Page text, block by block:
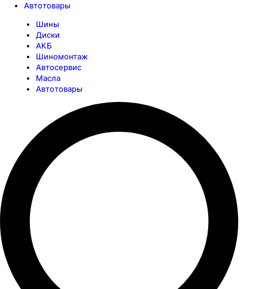
Автотовары
Шины
Диски
АКБ
Шиномонтаж
Автосервис
Масла
Автотовары